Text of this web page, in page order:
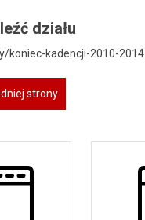
działu
koniec-kadencji-2010-2014
strony